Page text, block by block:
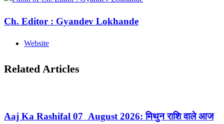
Ch. Editor : Gyandev Lokhande
Website
Related Articles
Aaj Ka Rashifal 07 August 2026: मिथुन राशि वाले आज